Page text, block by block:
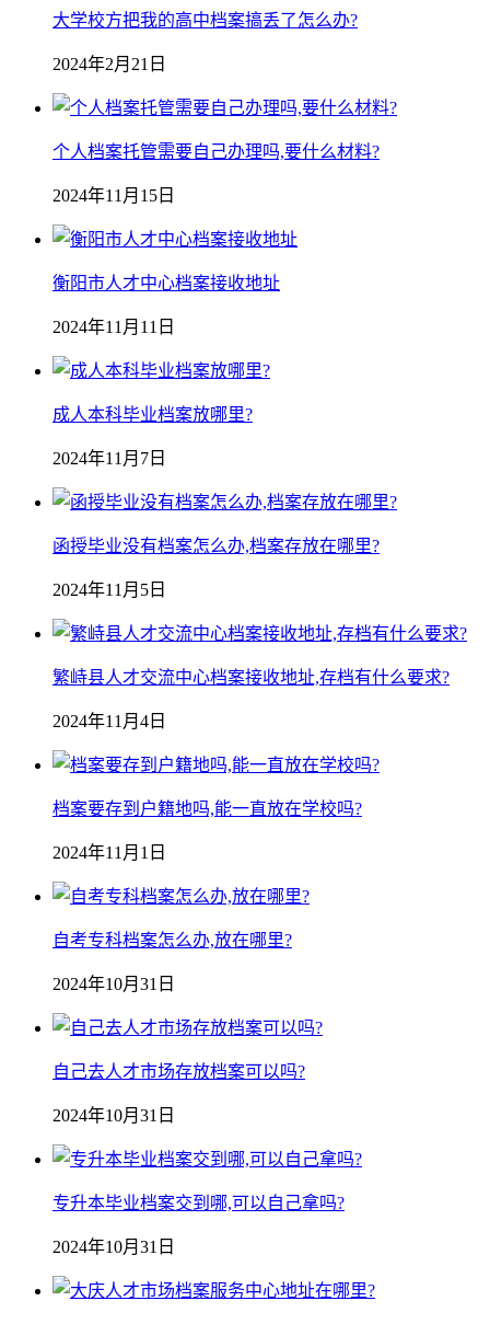
大学校方把我的高中档案搞丢了怎么办?
2024年2月21日
个人档案托管需要自己办理吗,要什么材料?
2024年11月15日
衡阳市人才中心档案接收地址
2024年11月11日
成人本科毕业档案放哪里?
2024年11月7日
函授毕业没有档案怎么办,档案存放在哪里?
2024年11月5日
繁峙县人才交流中心档案接收地址,存档有什么要求?
2024年11月4日
档案要存到户籍地吗,能一直放在学校吗?
2024年11月1日
自考专科档案怎么办,放在哪里?
2024年10月31日
自己去人才市场存放档案可以吗?
2024年10月31日
专升本毕业档案交到哪,可以自己拿吗?
2024年10月31日